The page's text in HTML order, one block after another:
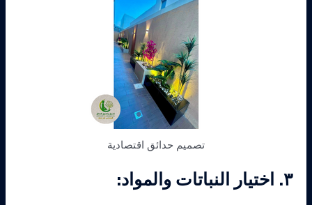
تصميم حدائق اقتصادية
٣. اختيار النباتات والمواد: